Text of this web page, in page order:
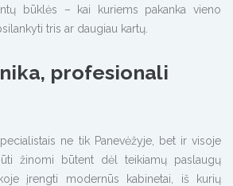
būklės – kai kuriems pakanka vieno
tris ar daugiau kartų.
profesionali
ne tik Panevėžyje, bet ir visoje
žinomi būtent dėl teikiamų paslaugų
įrengti modernūs kabinetai, iš kurių